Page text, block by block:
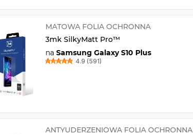
MATOWA FOLIA OCHRONNA
3mk SilkyMatt Pro™
na Samsung Galaxy S10 Plus
4.9 (591)
ANTYUDERZENIOWA FOLIA OCHRONNA